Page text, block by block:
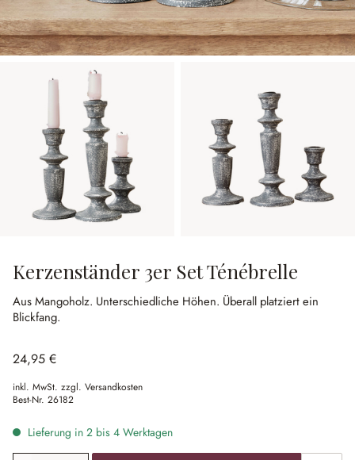
Kerzenständer 3er Set Ténébrelle
Aus Mangoholz. Unterschiedliche Höhen. Überall platziert ein
Blickfang.
24,95 €
inkl. MwSt. zzgl. Versandkosten
Best-Nr. 26182
Lieferung in 2 bis 4 Werktagen